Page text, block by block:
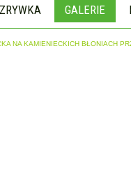
GALERIE
NA KAMIENIECKICH BŁONIACH